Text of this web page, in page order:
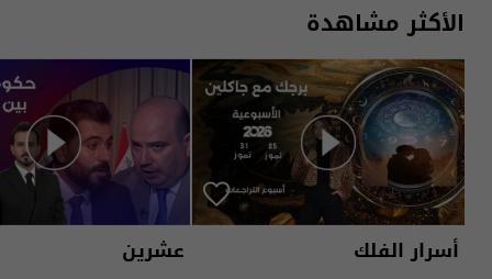
الأكثر مشاهدة
أسرار الفلك عشرين